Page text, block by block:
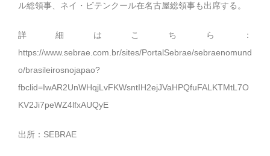
ル総領事、ネイ・ビテンクール在名古屋総領事も出席する。
詳細はこちら：
https://www.sebrae.com.br/sites/PortalSebrae/sebraenomund
o/brasileirosnojapao?
fbclid=IwAR2UnWHqjLvFKWsntIH2ejJVaHPQfuFALKTMtL7O
KV2Ji7peWZ4lfxAUQyE
出所：SEBRAE